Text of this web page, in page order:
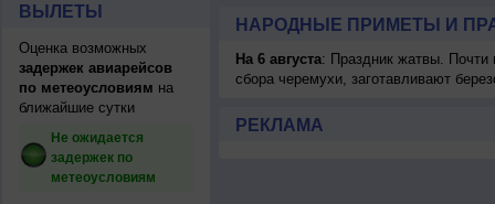
ВЫЛЕТЫ
Оценка возможных
задержек авиарейсов
по метеоусловиям на
ближайшие сутки
Не ожидается
задержек по
метеоусловиям
НАРОДНЫЕ ПРИМЕТЫ И
На 6 августа: Праздник жатвы. Почти
сбора черемухи, заготавливают
РЕКЛАМА